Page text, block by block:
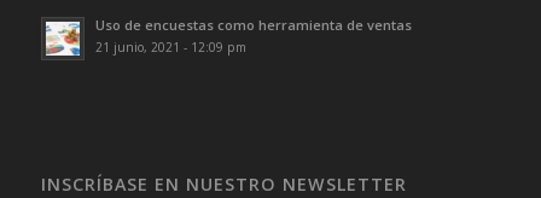
Uso de encuestas como herramienta de ventas
21 junio, 2021 - 12:09 pm
INSCRÍBASE EN NUESTRO NEWSLETTER